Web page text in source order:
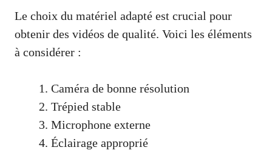
Le choix du matériel adapté est crucial pour
obtenir des vidéos de qualité. Voici les éléments
à considérer :
Caméra de bonne résolution
Trépied stable
Microphone externe
Éclairage approprié